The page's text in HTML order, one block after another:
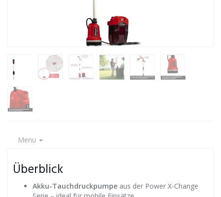
Menu
Überblick
Akku-Tauchdruckpumpe aus der Power X-Change